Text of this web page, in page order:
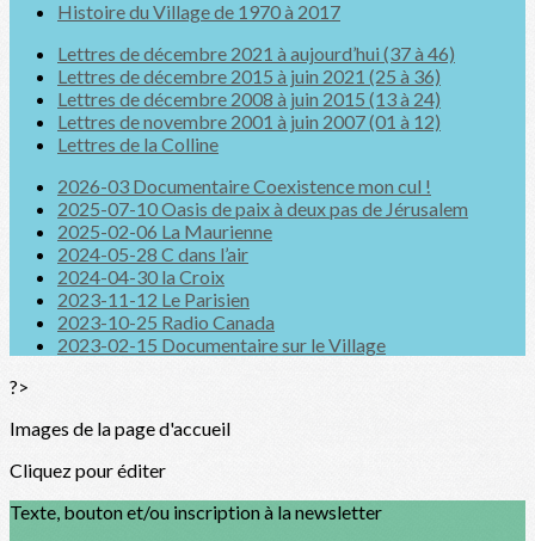
Histoire du Village de 1970 à 2017
Lettres de décembre 2021 à aujourd’hui (37 à 46)
Lettres de décembre 2015 à juin 2021 (25 à 36)
Lettres de décembre 2008 à juin 2015 (13 à 24)
Lettres de novembre 2001 à juin 2007 (01 à 12)
Lettres de la Colline
2026-03 Documentaire Coexistence mon cul !
2025-07-10 Oasis de paix à deux pas de Jérusalem
2025-02-06 La Maurienne
2024-05-28 C dans l’air
2024-04-30 la Croix
2023-11-12 Le Parisien
2023-10-25 Radio Canada
2023-02-15 Documentaire sur le Village
?>
Images de la page d'accueil
Cliquez pour éditer
Texte, bouton et/ou inscription à la newsletter